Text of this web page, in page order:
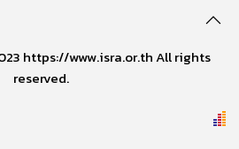
https://www.isra.or.th All rights
reserved.